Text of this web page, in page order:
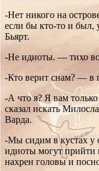
-Нет никого на
если бы кто-то и
Бьярт.
-Не идиоты. — тихо
-Кто верит снам? — в
-А что я? Я вам
сказал искать
Варда.
-Мы сидим в кустах у
идиоты могут прийти
нахрен головы и